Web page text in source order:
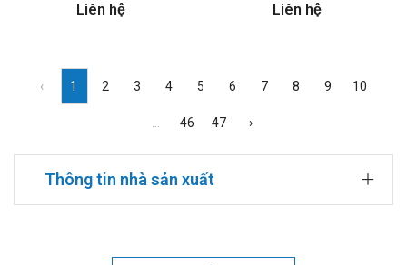
Liên hệ Liên hệ
‹ 1 2 3 4 5 6 7 8 9 10
46 47 ›
Thông tin nhà sản xuất